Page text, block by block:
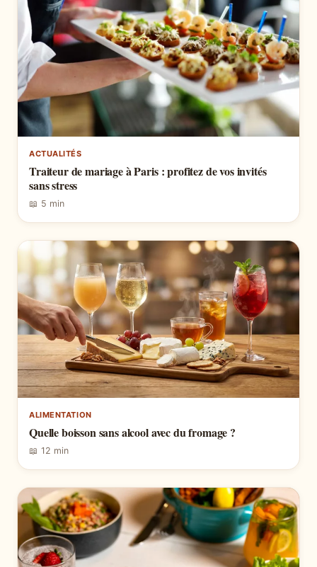
ACTUALITÉS
Traiteur de mariage à Paris : profitez de vos invités
sans stress
📖 5 min
ALIMENTATION
Quelle boisson sans alcool avec du fromage ?
📖 12 min